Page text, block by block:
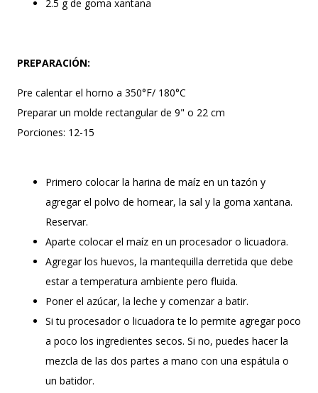
2.5 g de goma xantana
PREPARACIÓN:
Pre calentar el horno a 350°F/ 180°C
Preparar un molde rectangular de 9" o 22 cm
Porciones: 12-15
Primero colocar la harina de maíz en un tazón y
agregar el polvo de hornear, la sal y la goma xantana.
Reservar.
Aparte colocar el maíz en un procesador o licuadora.
Agregar los huevos, la mantequilla derretida que debe
estar a temperatura ambiente pero fluida.
Poner el azúcar, la leche y comenzar a batir.
Si tu procesador o licuadora te lo permite agregar poco
a poco los ingredientes secos. Si no, puedes hacer la
mezcla de las dos partes a mano con una espátula o
un batidor.